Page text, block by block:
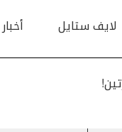
لايف ستايل أخبار